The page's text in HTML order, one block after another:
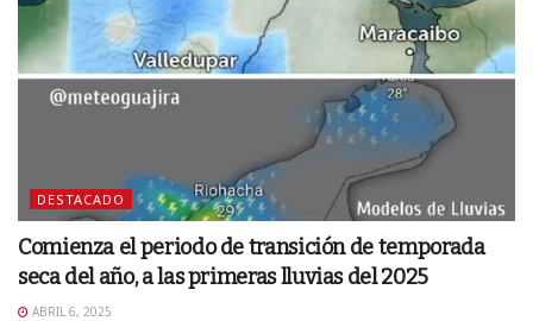
DESTACADO
Comienza el periodo de transición de temporada
seca del año, a las primeras lluvias del 2025
ABRIL 6, 2025